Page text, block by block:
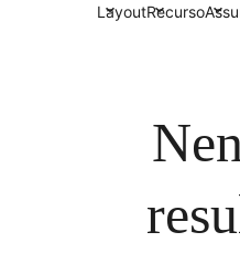
LayoutRecurso